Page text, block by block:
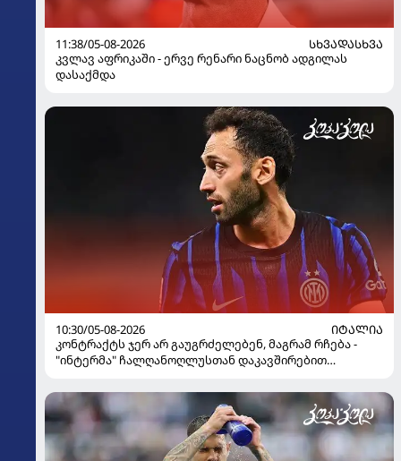
11:38/05-08-2026
ᲡᲮᲕᲐᲓᲐᲡᲮᲕᲐ
კვლავ აფრიკაში - ერვე რენარი ნაცნობ ადგილას
დასაქმდა
10:30/05-08-2026
ᲘᲢᲐᲚᲘᲐ
კონტრაქტს ჯერ არ გაუგრძელებენ, მაგრამ რჩება -
"ინტერმა" ჩალღანოღლუსთან დაკავშირებით